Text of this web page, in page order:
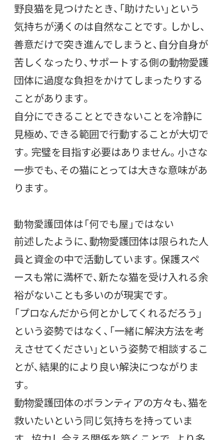
野良猫を見つけたとき、「助けたい」という
気持ちが湧くのは自然なことです。しかし、
善意だけで突き進んでしまうと、自分自身が
苦しくなったり、サポートする側の動物愛護
団体に過度な負担をかけてしまったりする
ことがあります。
自分にできることとできないことを冷静に
見極め、できる範囲で行動することが大切で
す。完璧を目指す必要はありません。小さな
一歩でも、その猫にとっては大きな意味があ
ります。
動物愛護団体は「何でも屋」ではない
前述したように、動物愛護団体は限られた人
員と資金の中で活動しています。保護スペ
ースも常に満杯で、新たな猫を受け入れる余
裕がないことも多いのが現実です。
「プロなんだから何とかしてくれるだろう」
という姿勢ではなく、「一緒に解決方法を考
えさせてください」という姿勢で相談するこ
とが、結果的により良い解決につながりま
す。
動物愛護団体のボランティアの方々も、猫を
救いたいという同じ気持ちを持っていま